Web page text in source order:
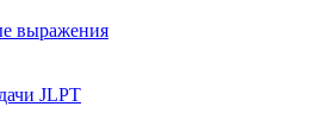
выражения
JLPT